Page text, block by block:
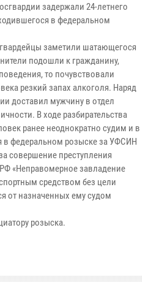
задержали 24-летнего
в федеральном
заметили шатающегося
подошли к гражданину,
то почувствовали
резкий запах алкоголя. Наряд
доставил мужчину в отдел
В ходе разбирательства
ранее неоднократно судим и в
в федеральном розыске за УФСИН
совершение преступления
«Неправомерное завладение
средством без цели
от назначенных ему судом
розыска.